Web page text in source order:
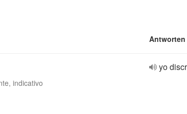
Antworten
indicativo
yo